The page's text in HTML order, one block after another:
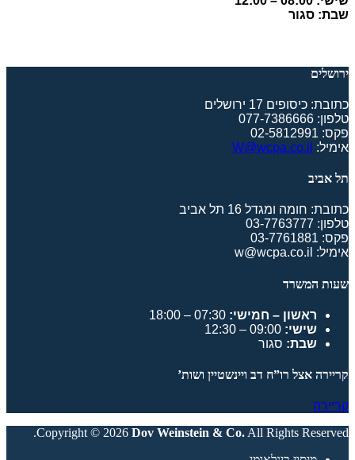
שבת: סגור
ירושלים
כתובת: כיסופים 17 ירושלים
טלפון: 077-7386666
פקס: 02-5812991
אימיל: W@wcpa.co.il
תל אביב
כתובת: חומה ומגדל 16 תל אביב
טלפון: 03-7763777
פקס: 03-7761881
אימיל: w@wcpa.co.il
שעות המשרד
ראשון – חמישי: 07:30 – 18:00
שישי: 09:00 – 12:30
שבת: סגור
קריירה אצל רו”ח דב ויינשטיין ושות’
קריירה
Copyright © 2026 Dov Weinstein & Co.All Rights Reserved.